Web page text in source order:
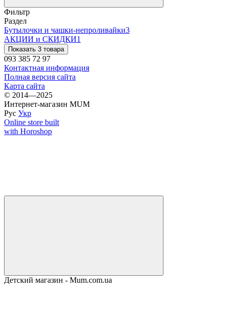
Фильтр
Раздел
Бутылочки и чашки-непроливайки3
АКЦИИ и СКИДКИ1
Показать 3 товара
093 385 72 97
Контактная информация
Полная версия сайта
Карта сайта
© 2014—2025
Интернет-магазин MUM
Рус Укр
Online store built
with Horoshop
Детский магазин - Mum.com.ua